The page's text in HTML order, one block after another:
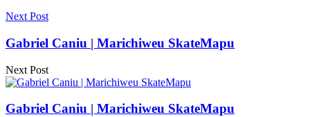
Next Post
Gabriel Caniu | Marichiweu SkateMapu
Next Post
Gabriel Caniu | Marichiweu SkateMapu